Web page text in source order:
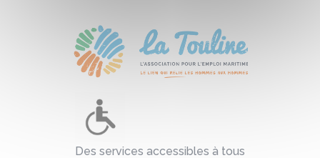
Des services accessibles à tous